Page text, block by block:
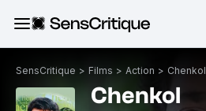
SensCritique > Films > Action > Chenkol
Chenkol